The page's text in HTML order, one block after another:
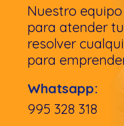
Nuestro
para atender
resolver
para
Whatsapp:
995 328 318